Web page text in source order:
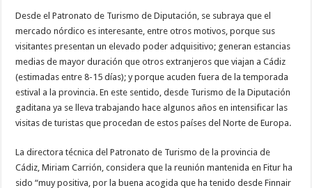
Desde el Patronato de Turismo de Diputación, se subraya que el
mercado nórdico es interesante, entre otros motivos, porque sus
visitantes presentan un elevado poder adquisitivo; generan estancias
medias de mayor duración que otros extranjeros que viajan a Cádiz
(estimadas entre 8-15 días); y porque acuden fuera de la temporada
estival a la provincia. En este sentido, desde Turismo de la Diputación
gaditana ya se lleva trabajando hace algunos años en intensificar las
visitas de turistas que procedan de estos países del Norte de Europa.
La directora técnica del Patronato de Turismo de la provincia de
Cádiz, Miriam Carrión, considera que la reunión mantenida en Fitur ha
sido “muy positiva, por la buena acogida que ha tenido desde Finnair